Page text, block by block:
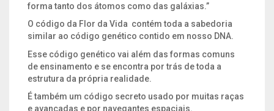
forma tanto dos átomos como das galáxias.”
O código da Flor da Vida contém toda a sabedoria
similar ao código genético contido em nosso DNA.
Esse código genético vai além das formas comuns
de ensinamento e se encontra por trás de toda a
estrutura da própria realidade.
É também um código secreto usado por muitas raças
e avançadas e por navegantes espaciais.